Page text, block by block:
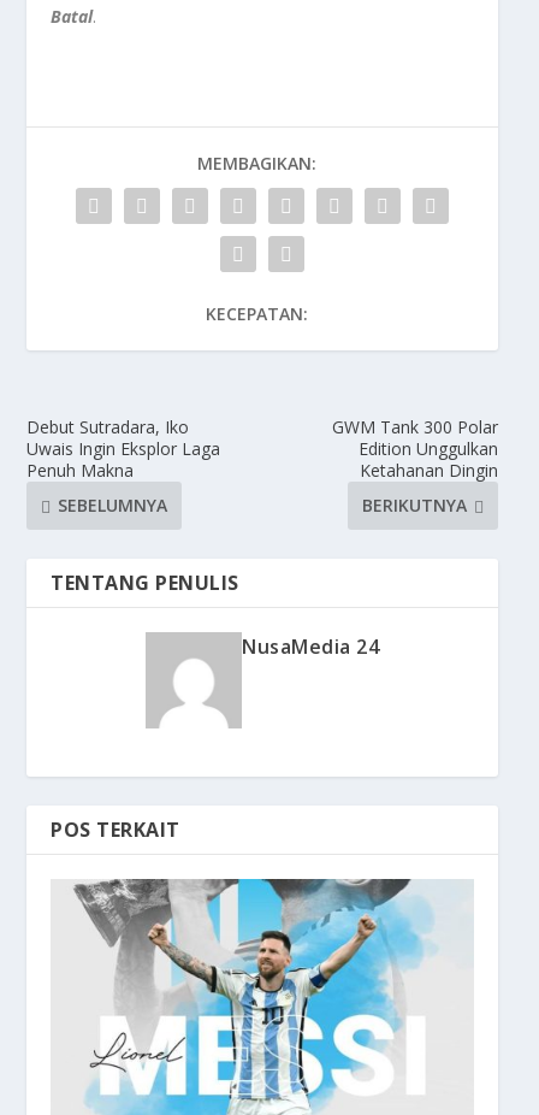
Batal.
MEMBAGIKAN:
KECEPATAN:
Debut Sutradara, Iko
Uwais Ingin Eksplor Laga
Penuh Makna
SEBELUMNYA
GWM Tank 300 Polar
Edition Unggulkan
Ketahanan Dingin
BERIKUTNYA
TENTANG PENULIS
NusaMedia 24
POS TERKAIT